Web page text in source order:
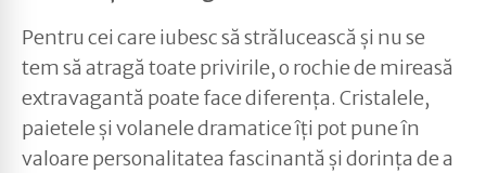
Pentru cei care iubesc să strălucească și nu se
tem să atragă toate privirile, o rochie de mireasă
extravagantă poate face diferența. Cristalele,
paietele și volanele dramatice îți pot pune în
valoare personalitatea fascinantă și dorința de a